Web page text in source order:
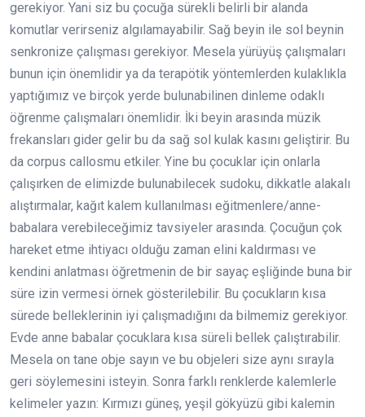
gerekiyor. Yani siz bu çocuğa sürekli belirli bir alanda
komutlar verirseniz algılamayabilir. Sağ beyin ile sol beynin
senkronize çalışması gerekiyor. Mesela yürüyüş çalışmaları
bunun için önemlidir ya da terapötik yöntemlerden kulaklıkla
yaptığımız ve birçok yerde bulunabilinen dinleme odaklı
öğrenme çalışmaları önemlidir. İki beyin arasında müzik
frekansları gider gelir bu da sağ sol kulak kasını geliştirir. Bu
da corpus callosmu etkiler. Yine bu çocuklar için onlarla
çalışırken de elimizde bulunabilecek sudoku, dikkatle alakalı
alıştırmalar, kağıt kalem kullanılması eğitmenlere/anne-
babalara verebileceğimiz tavsiyeler arasında. Çocuğun çok
hareket etme ihtiyacı olduğu zaman elini kaldırması ve
kendini anlatması öğretmenin de bir sayaç eşliğinde buna bir
süre izin vermesi örnek gösterilebilir. Bu çocukların kısa
sürede belleklerinin iyi çalışmadığını da bilmemiz gerekiyor.
Evde anne babalar çocuklara kısa süreli bellek çalıştırabilir.
Mesela on tane obje sayın ve bu objeleri size aynı sırayla
geri söylemesini isteyin. Sonra farklı renklerde kalemlerle
kelimeler yazın: Kırmızı güneş, yeşil gökyüzü gibi kalemin